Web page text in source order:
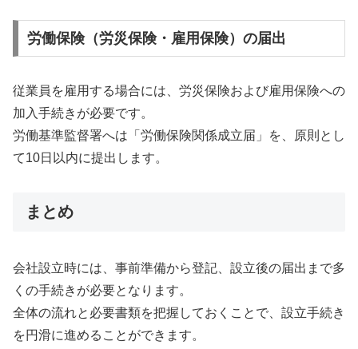
労働保険（労災保険・雇用保険）の届出
従業員を雇用する場合には、労災保険および雇用保険への
加入手続きが必要です。
労働基準監督署へは「労働保険関係成立届」を、原則とし
て10日以内に提出します。
まとめ
会社設立時には、事前準備から登記、設立後の届出まで多
くの手続きが必要となります。
全体の流れと必要書類を把握しておくことで、設立手続き
を円滑に進めることができます。